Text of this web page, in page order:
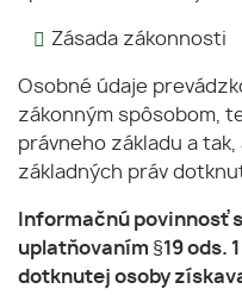
Zásada zákonnosti
Osobné údaje
zákonným spôsobom,
právneho základu a
základných práv
Informačnú povinnosť
uplatňovaním §19 ods.
dotknutej osoby